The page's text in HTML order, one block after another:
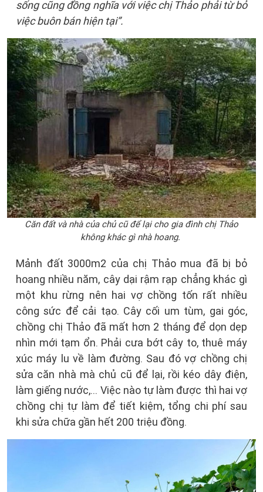
sống cũng đồng nghĩa với việc chị Thảo phải từ bỏ
việc buôn bán hiện tại”.
Căn đất và nhà của chủ cũ để lại cho gia đình chị Thảo
không khác gì nhà hoang.
Mảnh đất 3000m2 của chị Thảo mua đã bị bỏ
hoang nhiều năm, cây dại rậm rạp chẳng khác gì
một khu rừng nên hai vợ chồng tốn rất nhiều
công sức để cải tạo. Cây cối um tùm, gai góc,
chồng chị Thảo đã mất hơn 2 tháng để dọn dẹp
nhìn mới tạm ổn. Phải cưa bớt cây to, thuê máy
xúc máy lu về làm đường. Sau đó vợ chồng chị
sửa căn nhà mà chủ cũ để lại, rồi kéo dây điện,
làm giếng nước,... Việc nào tự làm được thì hai vợ
chồng chị tự làm để tiết kiệm, tổng chi phí sau
khi sửa chữa gần hết 200 triệu đồng.